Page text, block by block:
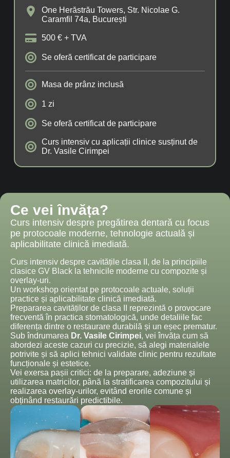
One Herăstrău Towers, Str. Nicolae G.
Caramfil 74a, București
500 € + TVA
Se oferă certificat de participare
Masa de prânz inclusă
1 zi
Se oferă certificat de participare
Curs intensiv cu aplicații clinice susținut de
Dr. Vasile Cirimpei
Ce vei învăța?
Curs intensiv despre pregătirea dentară cu focus
pe protocoale moderne, tehnologie actuală și
aplicabilitate clinică imediată.
Curs intensiv despre cavitățile clasa II, de la principiile
clasice GV Black la tehnicile moderne cu compozite și
overlay-uri.
Un workshop orientat pe protocoale actuale, soluții
practice și aplicabilitate clinică imediată.
Prepararea cavităților de clasa II reprezintă o provocare
frecventă în practica stomatologică, unde detaliile fac
diferența dintre o restaurare durabilă și un eșec prematur.
Sub îndrumarea Dr. Vasile Cirimpei, vei învăța cum să
abordezi aceste cazuri cu precizie, să alegi materialele
potrivite și să aplici tehnici validate clinic pentru rezultate
funcționale și estetice.
Vei exersa pașii critici: de la preparare, adeziune și
utilizarea matricilor, până la stratificarea compozitului și
realizarea overlay-urilor, evitând erorile comune și
obținând restaurări predictibile.